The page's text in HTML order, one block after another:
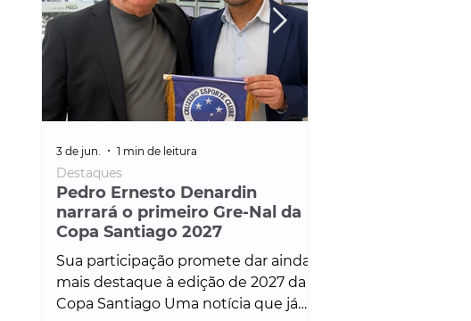
Pedro Ernesto Denardin
narrará o primeiro Gre-Nal da
Copa Santiago 2027
Sua participação promete dar ainda
mais destaque à edição de 2027 da
Copa Santiago Uma notícia que já
Destaques
3 de jun. 1 min de leitura